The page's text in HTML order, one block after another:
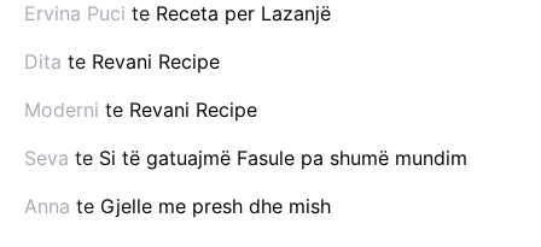
Ervina Puci te Receta per Lazanjë
Dita te Revani Recipe
Moderni te Revani Recipe
Seva te Si të gatuajmë Fasule pa shumë mundim
Anna te Gjelle me presh dhe mish